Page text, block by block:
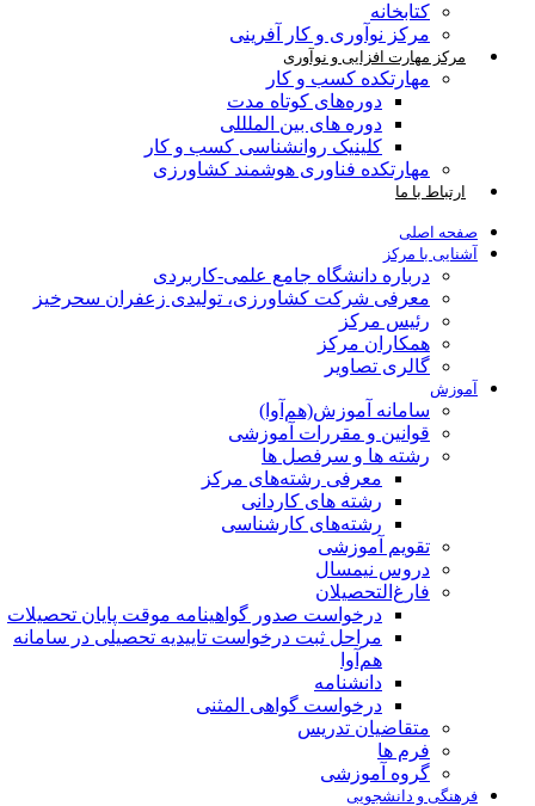
کتابخانه
مرکز نوآوری و کار آفرینی
مرکز مهارت افزایی و نوآوری
مهارتکده کسب و کار
دوره‌های کوتاه مدت
دوره های بین الملللی
کلینیک روانشناسی کسب و کار
مهارتکده فناوری هوشمند کشاورزی
ارتباط با ما
صفحه اصلی
آشنایی با مرکز
درباره دانشگاه جامع علمی-کاربردی
معرفی شرکت کشاورزی، تولیدی زعفران سحرخیز
رئیس مرکز
همکاران مرکز
گالری تصاویر
آموزش
سامانه آموزش(هم‌آوا)
قوانین و مقررات آموزشی
رشته ها و سرفصل ها
معرفی رشته‌های مرکز
رشته های کاردانی
رشته‌های کارشناسی
تقویم آموزشی
دروس نیمسال
فارغ‌التحصیلان
درخواست صدور گواهینامه موقت پایان تحصیلات
مراحل ثبت درخواست تاییدیه تحصیلی در سامانه
هم‌آوا
دانشنامه
درخواست گواهی المثنی
متقاضیان تدریس
فرم ها
گروه آموزشی
فرهنگی و دانشجویی